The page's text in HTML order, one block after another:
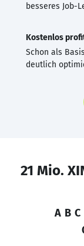
besseres Job-
Kostenlos
Schon als
deutlich
21 Mio.
A B C